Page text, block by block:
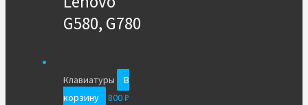
G580, G780
Клавиатуры
В
корзину
800₽